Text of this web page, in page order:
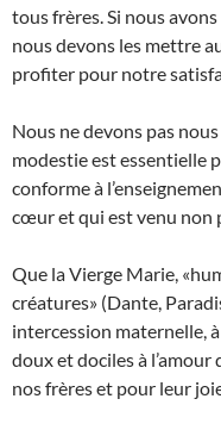
tous frères. Si nous
nous devons les mettre
profiter pour notre
Nous ne devons pas
modestie est essentielle
conforme à
cœur et qui est venu non
Que la Vierge Marie,
créatures» (Dante,
intercession maternelle,
doux et dociles à
nos frères et pour leur